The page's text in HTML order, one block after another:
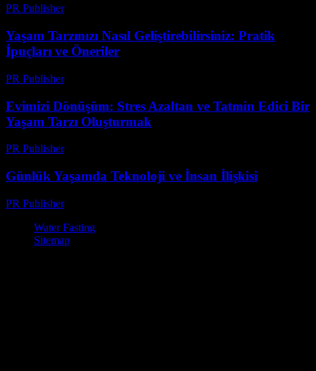
PR Publisher-
Yaşam Tarzınızı Nasıl Geliştirebilirsiniz: Pratik
İpuçları ve Öneriler
PR Publisher-
Evimizi Dönüşüm: Stres Azaltan ve Tatmin Edici Bir
Yaşam Tarzı Oluşturmak
PR Publisher-
Günlük Yaşamda Teknoloji ve İnsan İlişkisi
PR Publisher-
Water Fasting
Sitemap